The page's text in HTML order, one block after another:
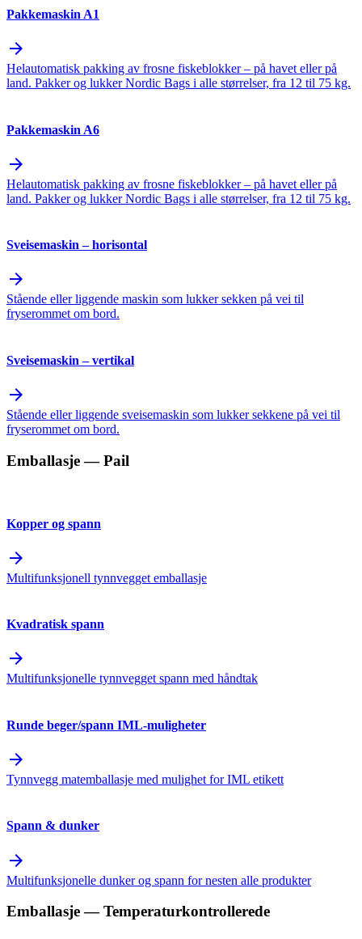
Pakkemaskin A1
arrow_forward
Helautomatisk pakking av frosne fiskeblokker – på havet eller på
land. Pakker og lukker Nordic Bags i alle størrelser, fra 12 til 75 kg.
Pakkemaskin A6
arrow_forward
Helautomatisk pakking av frosne fiskeblokker – på havet eller på
land. Pakker og lukker Nordic Bags i alle størrelser, fra 12 til 75 kg.
Sveisemaskin – horisontal
arrow_forward
Stående eller liggende maskin som lukker sekken på vei til
fryserommet om bord.
Sveisemaskin – vertikal
arrow_forward
Stående eller liggende sveisemaskin som lukker sekkene på vei til
fryserommet om bord.
Emballasje— Pail
Kopper og spann
arrow_forward
Multifunksjonell tynnvegget emballasje
Kvadratisk spann
arrow_forward
Multifunksjonelle tynnvegget spann med håndtak
Runde beger/spann IML-muligheter
arrow_forward
Tynnvegg matemballasje med mulighet for IML etikett
Spann & dunker
arrow_forward
Multifunksjonelle dunker og spann for nesten alle produkter
Emballasje— Temperaturkontrollerede